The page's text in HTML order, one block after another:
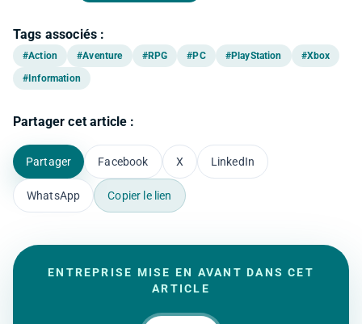
Tags associés :
#Action #Aventure #RPG #PC #PlayStation
#Xbox
#Information
Partager cet article :
Partager Facebook X LinkedIn
WhatsApp Copier le lien
ENTREPRISE MISE EN AVANT DANS CET
ARTICLE